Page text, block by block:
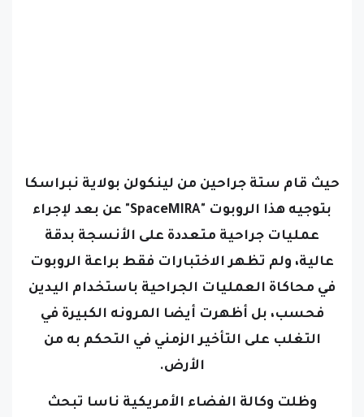
حيث قام ستة جراحين من لينكولن بولاية نبراسكا
بتوجيه هذا الروبوت "SpaceMIRA" عن بعد لإجراء
عمليات جراحية متعددة على الأنسجة بدقة
عالية، ولم تظهر الاختبارات فقط براعة الروبوت
في محاكاة العمليات الجراحية باستخدام اليدين
فحسب، بل أظهرت أيضا المرونه الكبيرة في
التغلب على التأخير الزمني في التحكم به من
الأرض.
وظلت وكالة الفضاء الأمريكية ناسا تبحث